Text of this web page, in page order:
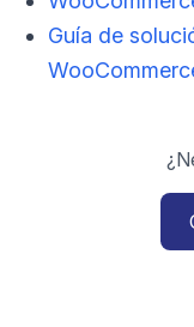
Guía de